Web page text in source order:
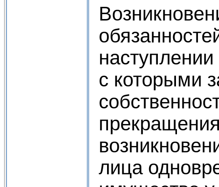
с которыми
лица